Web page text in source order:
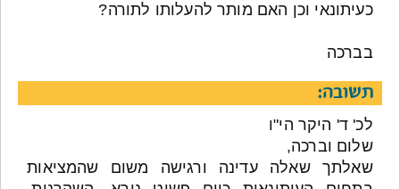
כעיתונאי וכן האם מותר להעלותו לתורה?
בברכה
תשובה:
לכ' ד' היקר הי"ו
שלום וברכה,
שאלתך שאלה עדינה ורגישה משום שהמציאות